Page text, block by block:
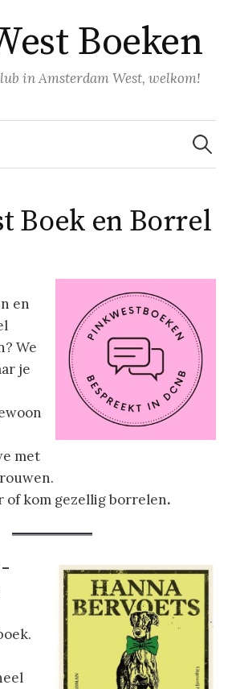
Boeken
in Amsterdam West, welkom!
Zoeken
naar:
Boek en Borrel
en
We
je
met
of kom gezellig borrelen.